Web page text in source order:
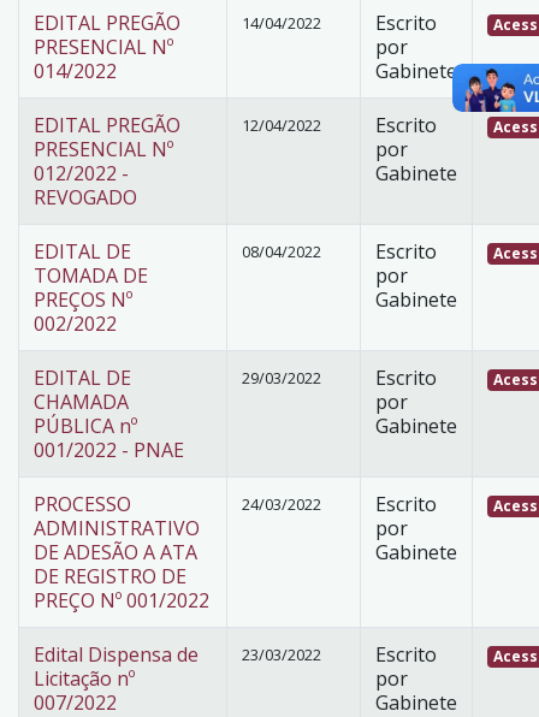
EDITAL PREGÃO
PRESENCIAL Nº
014/2022
14/04/2022
Escrito
por
Gabinete
EDITAL PREGÃO
PRESENCIAL Nº
012/2022 -
REVOGADO
12/04/2022
Escrito
por
Gabinete
EDITAL DE
TOMADA DE
PREÇOS Nº
002/2022
08/04/2022
Escrito
por
Gabinete
EDITAL DE
CHAMADA
PÚBLICA nº
001/2022 - PNAE
29/03/2022
Escrito
por
Gabinete
PROCESSO
ADMINISTRATIVO
DE ADESÃO A ATA
DE REGISTRO DE
PREÇO Nº 001/2022
24/03/2022
Escrito
por
Gabinete
Edital Dispensa de
Licitação nº
007/2022
23/03/2022
Escrito
por
Gabinete